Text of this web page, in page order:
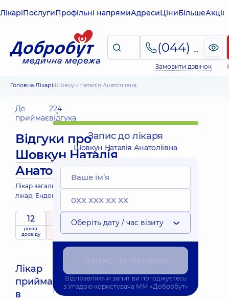
ЛікаріПослугиПрофільні напрямиАдресиЦіниБільшеАкції
(044) 495-2-888
Замовити дзвінок
Головна Лікарі Шовкун Наталія Анатоліївна
Де
приймає
224
відгука
Відгуки про
Шовкун Наталія
Анатоліївна
Лікар загальної практики - сімейний
лікар; Ендокринолог; Терапевт
12
років
досвіду
5 / 5
на підставі
224 відгука
Виїзні
Лікар
приймає
в
Найближчий час прийому: Сьогодні о 15:45
Запис до лікаря
Шовкун Наталія Анатоліївна
Оберіть дату / час візиту
Відправляючи запит ви погоджуєтесь
з Угодою користувача ММ «Добробут»